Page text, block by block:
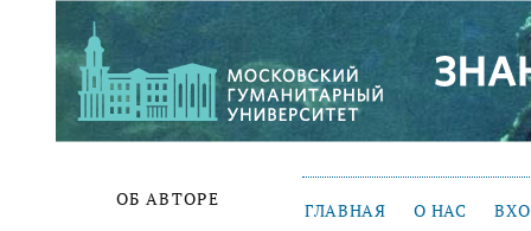
ОБ АВТОРЕ
ГЛАВНАЯ О НАС